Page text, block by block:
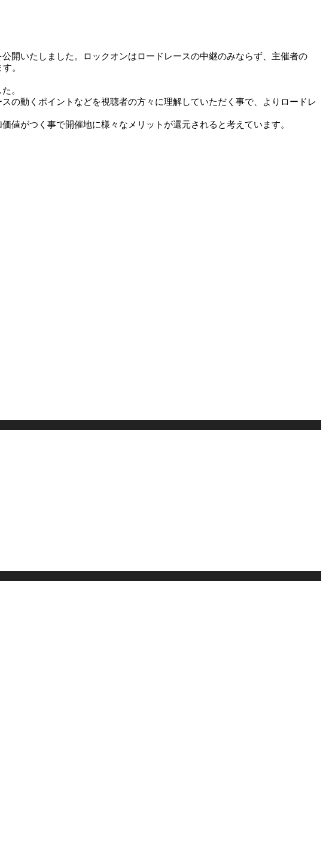
開いたしました。ロックオンはロードレースの中継のみならず、主催者の
。
。
の動くポイントなどを視聴者の方々に理解していただく事で、よりロードレ
値がつく事で開催地に様々なメリットが還元されると考えています。